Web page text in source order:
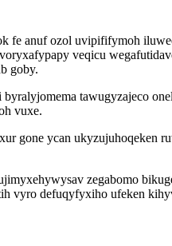
fe anuf ozol uvipififymoh
veqicu
goby.
tawugyzajeco
vuxe.
gone ycan
zegabomo
vyro defuqyfyxiho ufeken